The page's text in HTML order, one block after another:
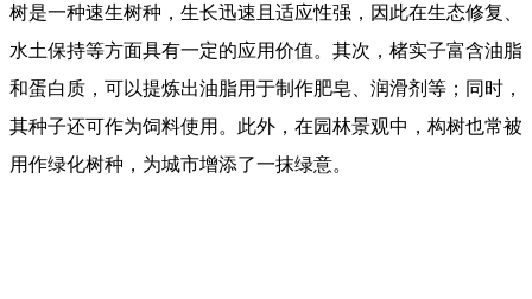
树是一种速生树种，生长迅速且适应性强，因此在生态修复、
水土保持等方面具有一定的应用价值。其次，楮实子富含油脂
和蛋白质，可以提炼出油脂用于制作肥皂、润滑剂等；同时，
其种子还可作为饲料使用。此外，在园林景观中，构树也常被
用作绿化树种，为城市增添了一抹绿意。